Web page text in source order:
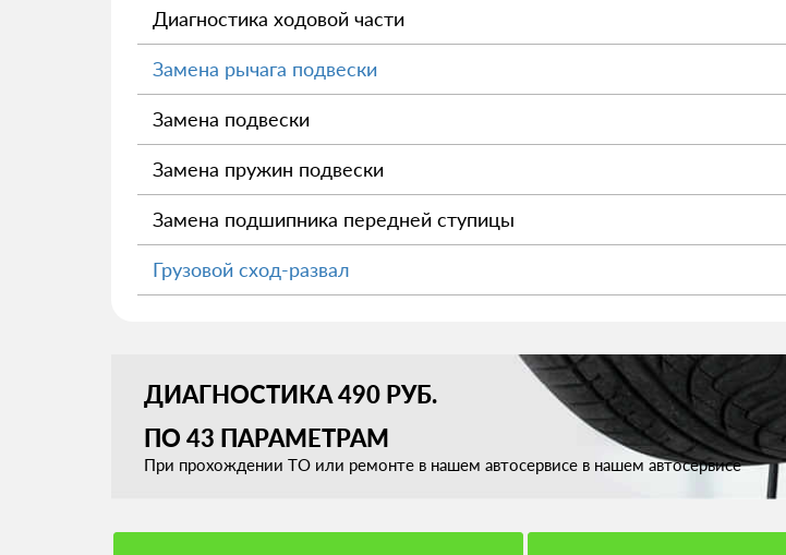
Диагностика ходовой части
Замена рычага подвески
Замена подвески
Замена пружин подвески
Замена подшипника передней ступицы
Грузовой сход-развал
ДИАГНОСТИКА 490 РУБ.
ПО 43 ПАРАМЕТРАМ
При прохождении ТО или ремонте в нашем автосервисе в нашем автосервисе